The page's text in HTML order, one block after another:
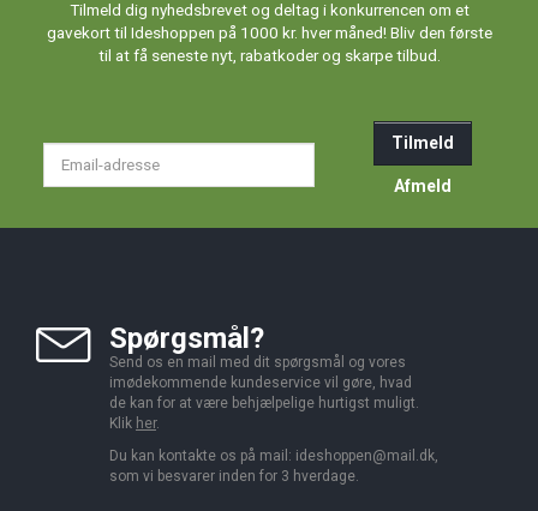
Tilmeld dig nyhedsbrevet og deltag i konkurrencen om et
gavekort til Ideshoppen på 1000 kr. hver måned! Bliv den første
til at få seneste nyt, rabatkoder og skarpe tilbud.
Tilmeld
Afmeld
Spørgsmål?
Send os en mail med dit spørgsmål og vores
imødekommende kundeservice vil gøre, hvad
de kan for at være behjælpelige hurtigst muligt.
Klik her.
Du kan kontakte os på mail: ideshoppen@mail.dk,
som vi besvarer inden for 3 hverdage.